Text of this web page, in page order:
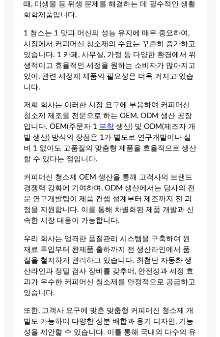
때, 미생물 등 위생 문제를 해결하는 데 필수적인 생활
화학제품입니다.
1 청소는 1 맛과 머신의 성능 유지에 매우 중요하여,
시장에서 커피머신 청소제의 수요는 꾸준히 증가하고
있습니다. 1 카페, 사무실, 가정 등 다양한 환경에서 위
생적이고 효율적인 세정을 원하는 소비자가 많아지고
있어, 관련 세정제 제품의 필요성은 더욱 커지고 있습
니다.
저희 회사는 이러한 시장 요구에 부응하여 커피머신
청소제 제조를 전문으로 하는 OEM, ODM 생산 공장
입니다. OEM(주문자 1 부착 생산) 및 ODM(제조자 개
발 생산) 방식의 장점은 1가 별도로 연구개발이나 설
비 1 없이도 고품질의 맞춤형 제품을 효율적으로 생산
할 수 있다는 점입니다.
커피머신 청소제 OEM 생산을 통해 고객사의 브랜드
경쟁력 강화에 기여하며, ODM 생산에서는 당사의 전
문 연구개발팀이 제품 컨셉 설계부터 제조까지 전 과
정을 지원합니다. 이를 통해 차별화된 제품 개발과 신
속한 시장 대응이 가능합니다.
우리 회사는 엄격한 품질관리 시스템을 구축하여 원
재료 투입부터 완제품 출하까지 전 생산라인에서 품
질을 철저하게 관리하고 있습니다. 최첨단 자동화 생
산라인과 정밀 검사 장비를 갖추어, 안전성과 세정 효
과가 우수한 커피머신 청소제를 안정적으로 공급하고
있습니다.
또한, 고객사 요구에 맞춘 맞춤형 커피머신 청소제 개
발도 가능하여 다양한 성분 배합과 용기 디자인, 기능
성을 제안할 수 있습니다. 이를 통해 국내외 다수의 유